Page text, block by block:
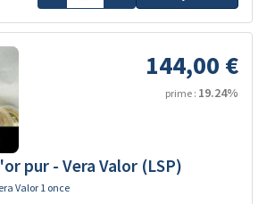
144,00 €
prime : 19.24%
pur - Vera Valor (LSP)
Valor 1 once